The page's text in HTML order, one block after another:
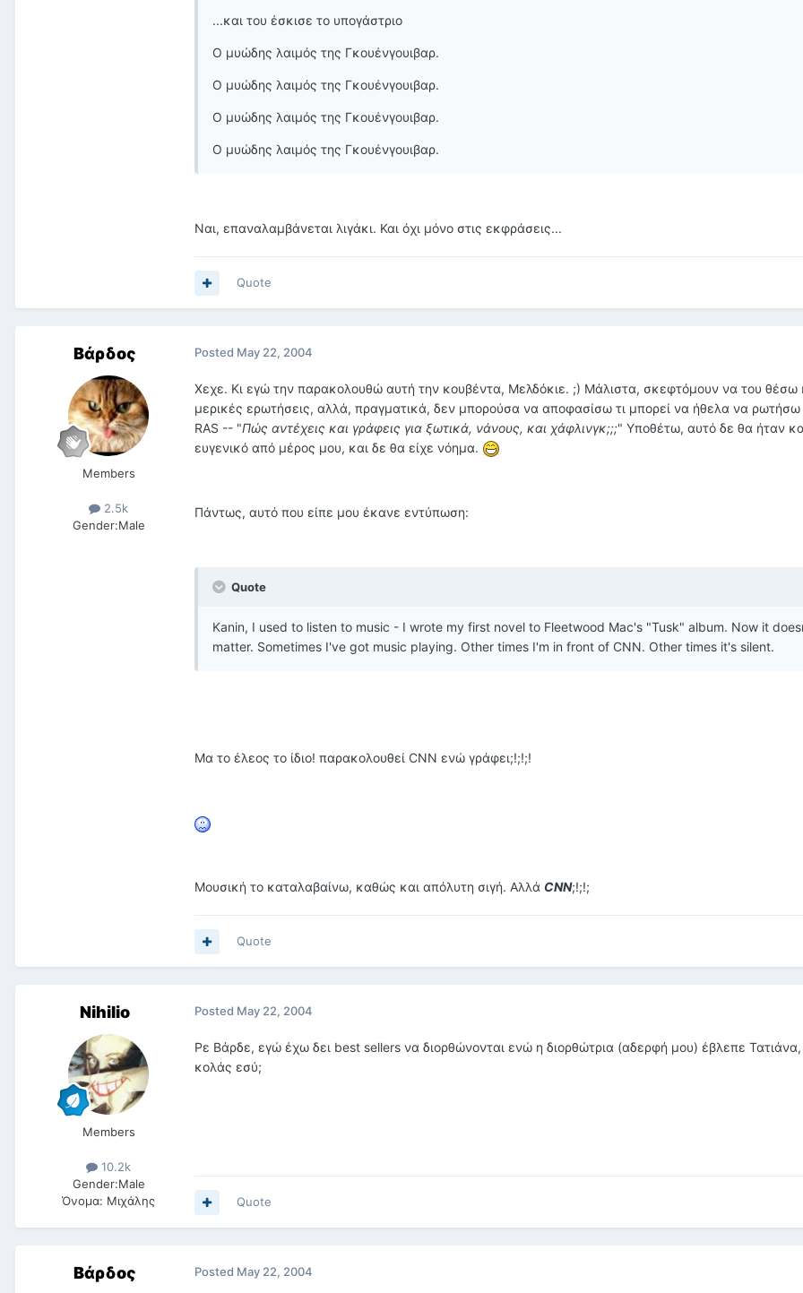
...και του έσκισε το υπογάστριο
Ο μυώδης λαιμός της Γκουένγουιβαρ.
Ο μυώδης λαιμός της Γκουένγουιβαρ.
Ο μυώδης λαιμός της Γκουένγουιβαρ.
Ο μυώδης λαιμός της Γκουένγουιβαρ.
Ναι, επαναλαμβάνεται λιγάκι. Και όχι μόνο στις εκφράσεις...
Quote
Βάρδος
Members
2.5k
Gender:Male
Posted May 22, 2004
Χεχε. Κι εγώ την παρακολουθώ αυτή την κουβέντα, Μελδόκιε. ;) Μάλιστα, σκεφτόμουν να του θέσω
μερικές ερωτήσεις, αλλά, πραγματικά, δεν μπορούσα να αποφασίσω τι μπορεί να ήθελα να
RAS -- "Πώς αντέχεις και γράφεις για ξωτικά, νάνους, και χάφλινγκ;;;" Υποθέτω, αυτό δε θα ήταν
ευγενικό από μέρος μου, και δε θα είχε νόημα.
Πάντως, αυτό που είπε μου έκανε εντύπωση:
Quote
Kanin, I used to listen to music - I wrote my first novel to Fleetwood Mac's "Tusk" album. Now it
matter. Sometimes I've got music playing. Other times I'm in front of CNN. Other times it's silent.
Μα το έλεος το ίδιο! παρακολουθεί CNN ενώ γράφει;!;!;!
Μουσική το καταλαβαίνω, καθώς και απόλυτη σιγή. Αλλά CNN;!;!;
Quote
Nihilio
Members
10.2k
Gender:Male
Όνομα: Μιχάλης
Posted May 22, 2004
Ρε Βάρδε, εγώ έχω δει best sellers να διορθώνονται ενώ η διορθώτρια (αδερφή μου) έβλεπε
κολάς εσύ;
Quote
Βάρδος Posted May 22, 2004